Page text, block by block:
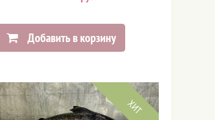
Добавить в корзину
ХИТ